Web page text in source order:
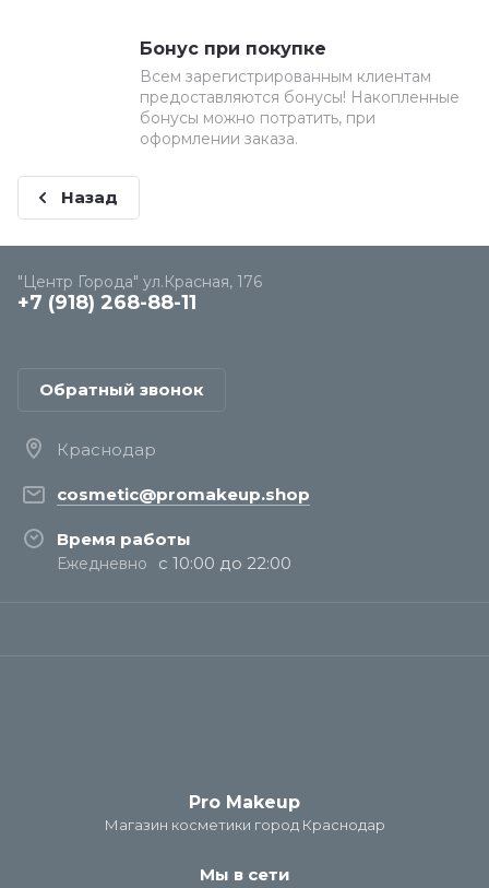
Бонус при покупке
Всем зарегистрированным клиентам
предоставляются бонусы! Накопленные
бонусы можно потратить, при
оформлении заказа.
Назад
"Центр Города" ул.Красная, 176
+7 (918) 268-88-11
Обратный звонок
Краснодар
cosmetic@promakeup.shop
Время работы
Ежедневно с 10:00 до 22:00
Pro Makeup
Магазин косметики город Краснодар
Мы в сети